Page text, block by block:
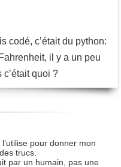
codé, c’était du python:
il y a un peu
quoi ?
pour donner mon
trucs.
par un humain, pas une